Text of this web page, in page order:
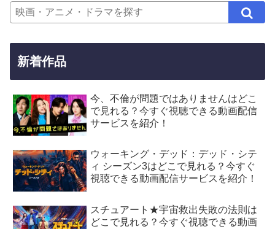
新着作品
今、不倫が問題ではありませんはどこ
で見れる？今すぐ視聴できる動画配信
サービスを紹介！
ウォーキング・デッド：デッド・シテ
ィ シーズン3はどこで見れる？今すぐ
視聴できる動画配信サービスを紹介！
スチュアート★宇宙救出失敗の法則は
どこで見れる？今すぐ視聴できる動画